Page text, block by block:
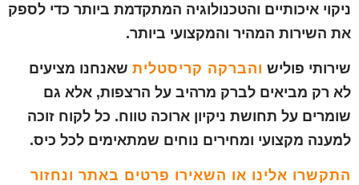
ניקוי איכותיים והטכנולוגיה המתקדמת ביותר כדי לספק
את השירות המהיר והמקצועי ביותר.
שירותי פוליש והברקה קריסטלית שאנחנו מציעים
לא רק מביאים לברק מרהיב על הרצפות, אלא גם
שומרים על תחושת ניקיון ארוכה טווח. כל לקוח זוכה
למענה מקצועי ומחירים נוחים שמתאימים לכל כיס.
התקשרו אלינו או השאירו פרטים באתר ונחזור